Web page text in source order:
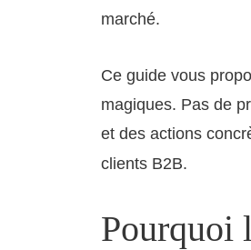
marché.
Ce guide vous
magiques. Pas de
et des actions
clients B2B.
Pourquoi